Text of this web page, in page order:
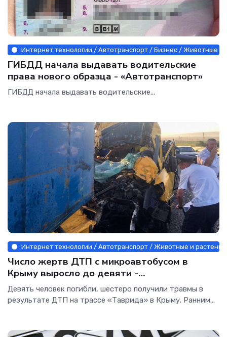
Интернет технологии / Автотранспорт / Бизнес / Животные
ГИБДД начала выдавать водительские
права нового образца - «Автотранспорт»
ГИБДД начала выдавать водительские...
Интернет технологии / Автотранспорт / Животные и
Число жертв ДТП с микроавтобусом в
Крыму выросло до девяти -
«Автотранспорт»
Девять человек погибли, шестеро получили травмы в
результате ДТП на трассе «Таврида» в Крыму. Ранним...